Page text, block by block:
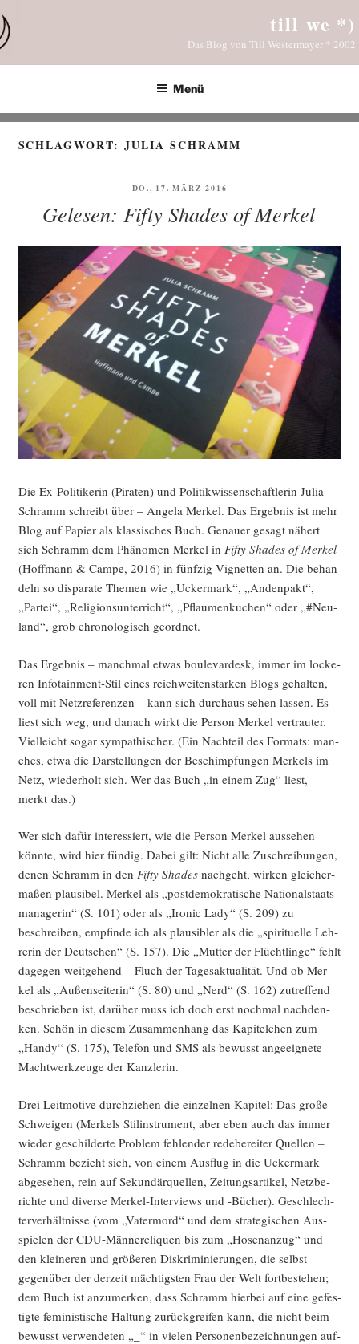
Inhalt
springen
till we *)
Das Blog von Till Westermayer * 2002
Menü
SCHLAGWORT:JULIA SCHRAMM
VERÖFFENTLICHT
DO., 17. MÄRZ 2016
Gelesen: Fifty Shades of Merkel
Die Ex-Poli­ti­ke­rin (Pira­ten) und Poli­tik­wis­sen­schaft­le­rin Julia
Schramm schreibt über – Ange­la Mer­kel. Das Ergeb­nis ist mehr
Blog auf Papier als klas­si­sches Buch. Genau­er gesagt nähert
sich Schramm dem Phä­no­men Mer­kel in Fif­ty Shades of Mer­kel
(Hoff­mann & Cam­pe, 2016) in fünf­zig Vignet­ten an. Die behan­
deln so dis­pa­ra­te The­men wie „Ucker­mark“, „Anden­pakt“,
„Par­tei“, „Reli­gi­ons­un­ter­richt“, „Pflau­men­ku­chen“ oder „#Neu­
land“, grob chro­no­lo­gisch geordnet.
Das Ergeb­nis – manch­mal etwas bou­le­var­desk, immer im locke­
ren Info­tain­ment-Stil eines reich­wei­ten­star­ken Blogs gehal­ten,
voll mit Netz­re­fe­ren­zen – kann sich durch­aus sehen las­sen. Es
liest sich weg, und danach wirkt die Per­son Mer­kel ver­trau­ter.
Viel­leicht sogar sym­pa­thi­scher. (Ein Nach­teil des For­mats: man­
ches, etwa die Dar­stel­lun­gen der Beschimp­fun­gen Mer­kels im
Netz, wie­der­holt sich. Wer das Buch „in einem Zug“ liest,
merkt das.)
Wer sich dafür inter­es­siert, wie die Per­son Mer­kel aus­se­hen
könn­te, wird hier fün­dig. Dabei gilt: Nicht alle Zuschrei­bun­gen,
denen Schramm in den Fif­ty Shadesnach­geht, wir­ken glei­cher­
ma­ßen plau­si­bel. Mer­kel als „post­de­mo­kra­ti­sche Natio­nal­staats­
ma­na­ge­rin“ (S. 101) oder als „Iro­nic Lady“ (S. 209) zu
beschrei­ben, emp­fin­de ich als plau­si­bler als die „spi­ri­tu­el­le Leh­
re­rin der Deut­schen“ (S. 157). Die „Mut­ter der Flücht­lin­ge“ fehlt
dage­gen weit­ge­hend – Fluch der Tages­ak­tua­li­tät. Und ob Mer­
kel als „Außen­sei­te­rin“ (S. 80) und „Nerd“ (S. 162) zutref­fend
beschrie­ben ist, dar­über muss ich doch erst noch­mal nach­den­
ken. Schön in die­sem Zusam­men­hang das Kapi­tel­chen zum
„Han­dy“ (S. 175), Tele­fon und SMS als bewusst ange­eig­ne­te
Macht­werk­zeu­ge der Kanzlerin.
Drei Leit­mo­ti­ve durch­zie­hen die ein­zel­nen Kapi­tel: Das gro­ße
Schwei­gen (Mer­kels Sti­l­in­stru­ment, aber eben auch das immer
wie­der geschil­der­te Pro­blem feh­len­der rede­be­rei­ter Quel­len –
Schramm bezieht sich, von einem Aus­flug in die Ucker­mark
abge­se­hen, rein auf Sekun­där­quel­len, Zei­tungs­ar­ti­kel, Netz­be­
rich­te und diver­se Mer­kel-Inter­views und ‑Bücher). Geschlech­
ter­ver­hält­nis­se (vom „Vater­mord“ und dem stra­te­gi­schen Aus­
spie­len der CDU-Män­ner­cli­quen bis zum „Hosen­an­zug“ und
den klei­ne­ren und grö­ße­ren Dis­kri­mi­nie­run­gen, die selbst
gegen­über der der­zeit mäch­tigs­ten Frau der Welt fort­be­stehen;
dem Buch ist anzu­mer­ken, dass Schramm hier­bei auf eine gefes­
tig­te femi­nis­ti­sche Hal­tung zurück­grei­fen kann, die nicht beim
bewusst ver­wen­de­ten „_“ in vie­len Per­so­nen­be­zeich­nun­gen auf­